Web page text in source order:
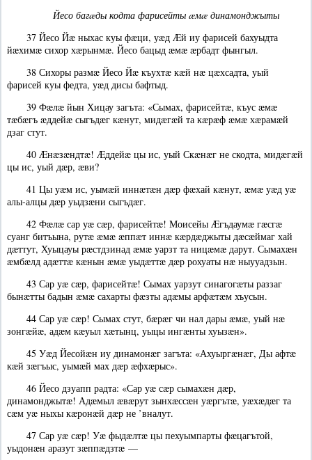
Йесо багæды кодта фарисейты æмæ динамонджыты
37 Йесо Йæ ныхас куы фæци, уæд Æй иу фарисей бахуыдта
йæхимæ сихор хæрынмæ. Йесо бацыд æмæ æрбадт фынгыл.
38 Сихоры размæ Йесо Йæ къухтæ кæй нæ цæхсадта, уый
фарисей куы федта, уæд дисы бафтыд.
39 Фæлæ йын Хицау загъта: «Сымах, фарисейтæ, къус æмæ
тæбæгъ æддейæ сыгъдæг кæнут, мидæгæй та кæрæф æмæ хæрамæй
дзаг стут.
40 Æнæзæндтæ! Æддейæ цы ис, уый Скæнæг не скодта, мидæгæй
цы ис, уый дæр, æви?
41 Цы уæм ис, уымæй иннæтæн дæр фæхай кæнут, æмæ уæд уæ
алы-алцы дæр уыдзæни сыгъдæг.
42 Фæлæ сар уæ сæр, фарисейтæ! Моисейы Æгъдаумæ гæсгæ
суанг битъына, рутæ æмæ æппæт иннæ кæрдæджыты дæсæймаг хай
дæттут, Хуыцауы рæстдзинад æмæ уарзт та ницæмæ дарут. Сымахæн
æмбæлд адæттæ кæнын æмæ уыдæттæ дæр рохуаты нæ ныууадзын.
43 Сар уæ сæр, фарисейтæ! Сымах уарзут синагогæты раззаг
бынæтты бадын æмæ сахарты фæзты адæмы арфæтæм хъусын.
44 Сар уæ сæр! Сымах стут, бæрæг чи нал дары æмæ, уый нæ
зонгæйæ, адæм кæуыл хæтынц, уыцы ингæнты хуызæн».
45 Уæд Йесойæн иу динамонæг загъта: «Ахуыргæнæг, Ды афтæ
кæй зæгъыс, уымæй мах дæр æфхæрыс».
46 Йесо дзуапп радта: «Сар уæ сæр сымахæн дæр,
динамонджытæ! Адæмыл æвæрут зынхæссæн уæргътæ, уæхæдæг та
сæм уæ ныхы кæронæй дæр не ’вналут.
47 Сар уæ сæр! Уæ фыдæлтæ цы пехуымпарты фæцагътой,
уыдонæн аразут зæппæдзтæ —